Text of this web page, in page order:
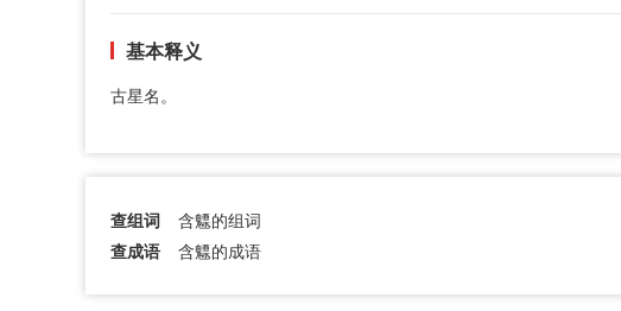
基本释义
古星名。
查组词
含魒的组词
查成语
含魒的成语